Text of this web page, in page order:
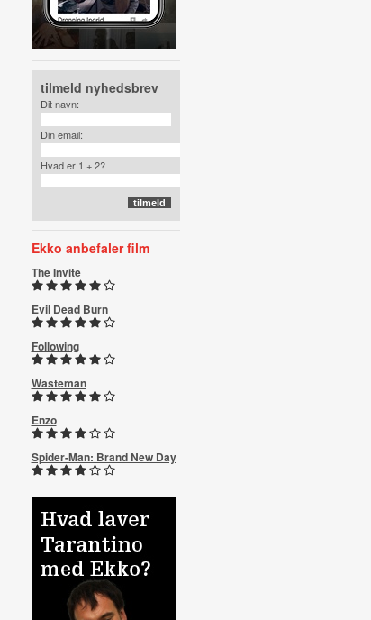
tilmeld nyhedsbrev
Dit navn:
Din email:
Hvad er 1 + 2?
Ekko anbefaler film
The Invite
Evil Dead Burn
Following
Wasteman
Enzo
Spider-Man: Brand New Day